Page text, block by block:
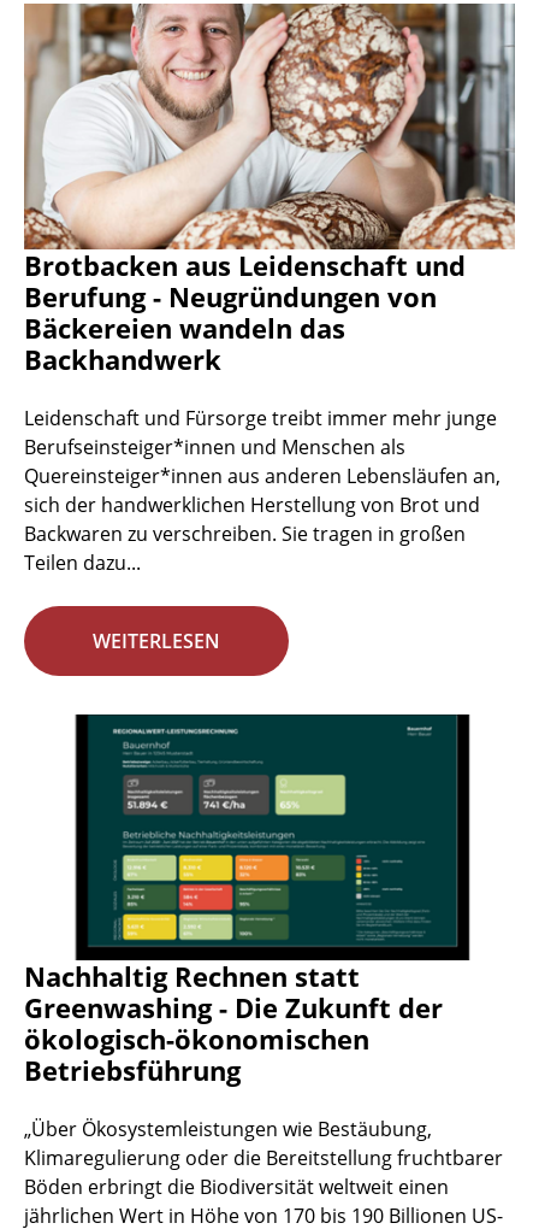
Brotbacken aus Leidenschaft und
Berufung - Neugründungen von
Bäckereien wandeln das
Backhandwerk
Leidenschaft und Fürsorge treibt immer mehr junge
Berufseinsteiger*innen und Menschen als
Quereinsteiger*innen aus anderen Lebensläufen an,
sich der handwerklichen Herstellung von Brot und
Backwaren zu verschreiben. Sie tragen in großen
Teilen dazu...
WEITERLESEN
Nachhaltig Rechnen statt
Greenwashing - Die Zukunft der
ökologisch-ökonomischen
Betriebsführung
„Über Ökosystemleistungen wie Bestäubung,
Klimaregulierung oder die Bereitstellung fruchtbarer
Böden erbringt die Biodiversität weltweit einen
jährlichen Wert in Höhe von 170 bis 190 Billionen US-